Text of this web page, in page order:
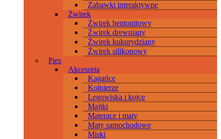
Zabawki interaktywne
Żwirek
Żwirek bentonitowy
Żwirek drewniany
Żwirek kukurydziany
Żwirek silikonowy
Pies
Akcesoria
Kagańce
Kołnierze
Legowiska i kojce
Majtki
Materace i maty
Maty samochodowe
Miski